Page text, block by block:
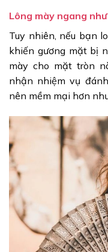
Lông mày ngang
Tuy nhiên, nếu bạn
khiến gương mặt bị
mày cho mặt tròn
nhận nhiệm vụ
nên mềm mại hơn